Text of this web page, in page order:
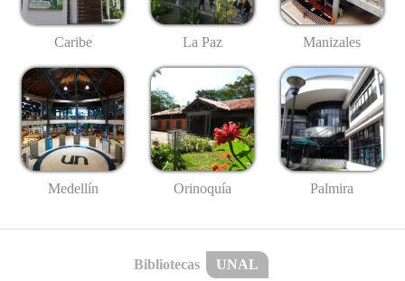
Caribe La Paz Manizales
Medellín Orinoquía Palmira
Bibliotecas UNAL